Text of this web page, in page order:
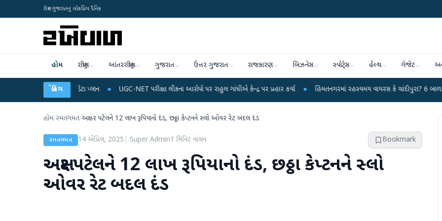
ઉત્તર ગુજરાતનું લોકપ્રિય દૈનિક
હોમ રાષ્ટ્રીય આંતરરાષ્ટ્રીય ગુજરાત ઉત્તર ગુજરાત રાજકારણ બિઝનેસ સ્પોર્ટ્સ હેલ્થ ગેજેટ
બ્રેકિંગ
અને ડેટા પ્લાન UGC-NET પરીક્ષા લીકના આરોપો પર રાહુલ ગાંધીએ કેન્દ્ર પર પ્રહાર કર્યા ● હિંમતનગરમાં રહસ્યમય વાયરસ કે ચાંદીપુરા? 6 બાળકોના મોતથી
હોમ/રમતગમત/અક્ષર પટેલને 12 લાખ રૂપિયાનો દંડ, છઠ્ઠા કેપ્ટનને સ્લો ઓવર રેટ બદલ દંડ
રમતગમત 14 એપ્રિલ, 2025 Super Admin1 મિનિટ વાંચન Bookmark
અક્ષર પટેલને 12 લાખ રૂપિયાનો દંડ, છઠ્ઠા કેપ્ટનને સ્લો
ઓવર રેટ બદલ દંડ